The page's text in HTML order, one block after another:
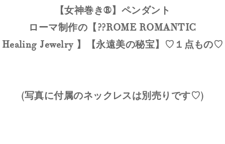
【女神巻き®】ペンダント
ローマ制作の【??ROME ROMANTIC
Healing Jewelry 】【永遠美の秘宝】♡１点もの♡
(写真に付属のネックレスは別売りです♡)